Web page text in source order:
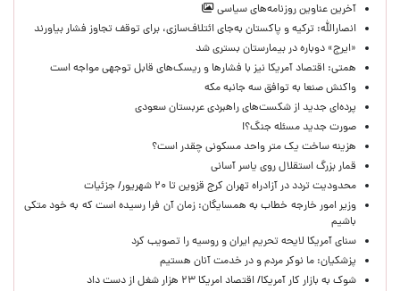
آخرین عناوین روزنامه‌های سیاسی
انصارالله: ترکیه و پاکستان به‌جای ائتلاف‌سازی، برای توقف تجاوز فشار بیاورند
«ایرج» دوباره در بیمارستان بستری شد
همتی: اقتصاد آمریکا نیز با فشارها و ریسک‌های قابل توجهی مواجه است
واکنش صنعا به توافق سه جانبه مکه
پرده‌ای جدید از شکست‌های راهبردی عربستان سعودی
صورت جدید مسئله جنگ؟!
هزینه ساخت یک متر واحد مسکونی چقدر است؟
قمار بزرگ استقلال روی یاسر آسانی
محدودیت تردد در آزادراه تهران کرج قزوین تا ۲۰ شهریور/ جزئیات
وزیر امور خارجه خطاب به همسایگان: زمان آن فرا رسیده است که به خود متکی
باشیم
سنای آمریکا لایحه تحریم ایران و روسیه را تصویب کرد
پزشکیان: ما نوکر مردم و در خدمت آنان هستیم
شوک به بازار کار آمریکا/ اقتصاد امریکا ۲۳ هزار شغل از دست داد